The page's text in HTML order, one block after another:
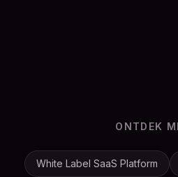
ONTDEK
White Label SaaS Platform